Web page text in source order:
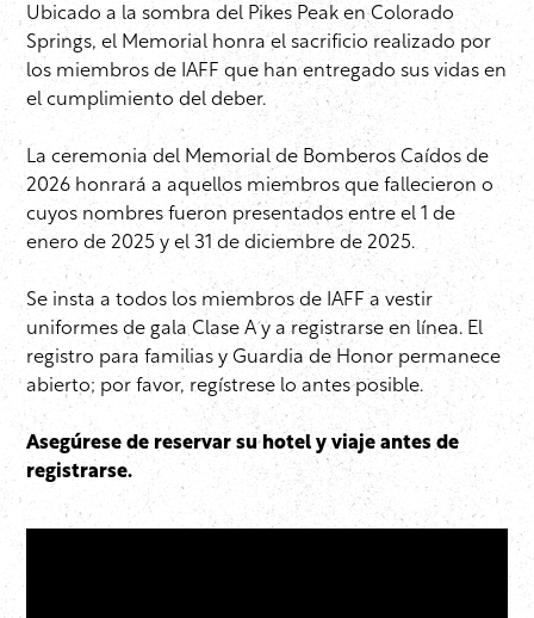
Ubicado a la sombra del Pikes Peak en Colorado
Springs, el Memorial honra el sacrificio realizado por
los miembros de IAFF que han entregado sus vidas en
el cumplimiento del deber.
La ceremonia del Memorial de Bomberos Caídos de
2026 honrará a aquellos miembros que fallecieron o
cuyos nombres fueron presentados entre el 1 de
enero de 2025 y el 31 de diciembre de 2025.
Se insta a todos los miembros de IAFF a vestir
uniformes de gala Clase A y a registrarse en línea. El
registro para familias y Guardia de Honor permanece
abierto; por favor, regístrese lo antes posible.
Asegúrese de reservar su hotel y viaje antes de
registrarse.